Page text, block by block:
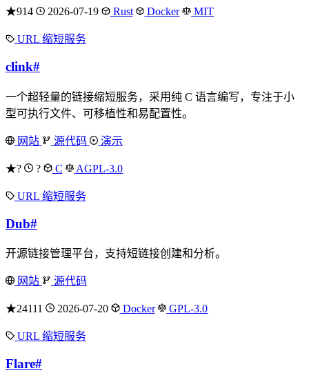
★914 2026-07-19 Rust Docker MIT
URL 缩短服务
clink#
一个超轻量的链接缩短服务，采用纯 C 语言编写，专注于小
型可执行文件、可移植性和易配置性。
网站 源代码 演示
★? ? C AGPL-3.0
URL 缩短服务
Dub#
开源链接管理平台，支持短链接创建和分析。
网站 源代码
★24111 2026-07-20 Docker GPL-3.0
URL 缩短服务
Flare#